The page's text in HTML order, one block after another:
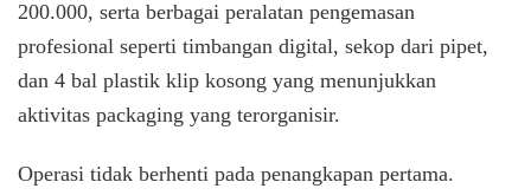
200.000, serta berbagai peralatan pengemasan
profesional seperti timbangan digital, sekop dari pipet,
dan 4 bal plastik klip kosong yang menunjukkan
aktivitas packaging yang terorganisir.
Operasi tidak berhenti pada penangkapan pertama.